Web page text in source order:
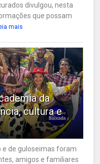
divulgou, nesta
que possam
mais
da
cultura e
e de guloseimas foram
amigos e familiares